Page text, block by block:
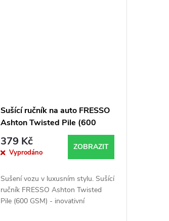
Sušící ručník na auto FRESSO
Ashton Twisted Pile (600
GSM)
379 Kč
Vyprodáno
ZOBRAZIT
Sušení vozu v luxusním stylu. Sušící
ručník FRESSO Ashton Twisted
Pile (600 GSM) - inovativní